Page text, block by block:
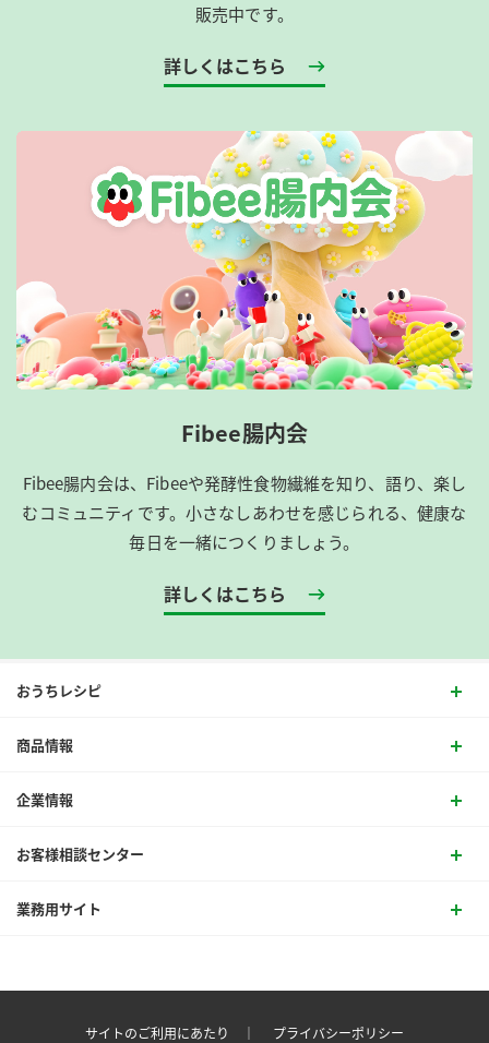
販売中です。
詳しくはこちら
Fibee腸内会
Fibee腸内会は、​Fibeeや発酵性食物繊維を知り、語り、楽し
むコミュニティです。​小さなしあわせを感じられる、健康な
毎日を一緒につくりましょう。
詳しくはこちら
おうちレシピ
商品情報
企業情報
お客様相談センター
業務用サイト
サイトのご利用にあたり ｜ プライバシーポリシー